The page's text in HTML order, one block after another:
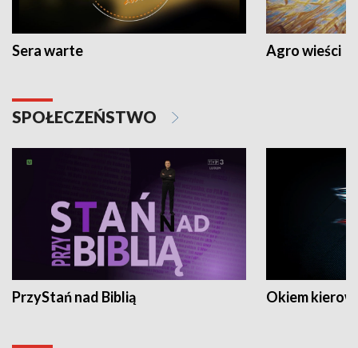
Sera warte Agro wieści
SPOŁECZEŃSTWO
PrzyStań nad Biblią Okiem